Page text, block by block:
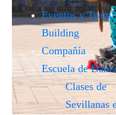
Eventos y Team
Building
Compañía
Escuela de
Clases de
Sevillanas